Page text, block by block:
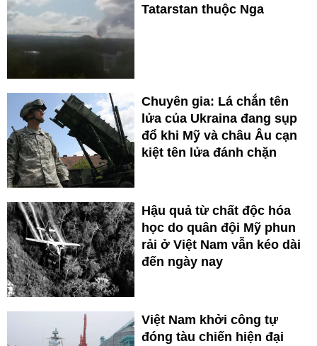
Tatarstan thuộc Nga
Chuyên gia: Lá chắn tên
lửa của Ukraina đang sụp
đổ khi Mỹ và châu Âu cạn
kiệt tên lửa đánh chặn
Hậu quả từ chất độc hóa
học do quân đội Mỹ phun
rải ở Việt Nam vẫn kéo dài
đến ngày nay
Việt Nam khởi công tự
đóng tàu chiến hiện đại